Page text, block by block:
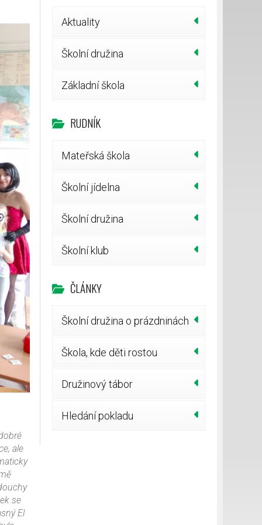
ale
se
El
Aktuality
Školní družina
Základní škola
RUDNÍK
Mateřská škola
Školní jídelna
Školní družina
Školní klub
ČLÁNKY
Školní družina o prázdninách
Škola, kde děti rostou
Družinový tábor
Hledání pokladu